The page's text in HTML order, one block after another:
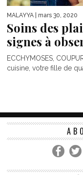
MALAYYA | mars 30, 2020
Soins des
signes à
ECCHYMOSES,
cuisine, votre fille de